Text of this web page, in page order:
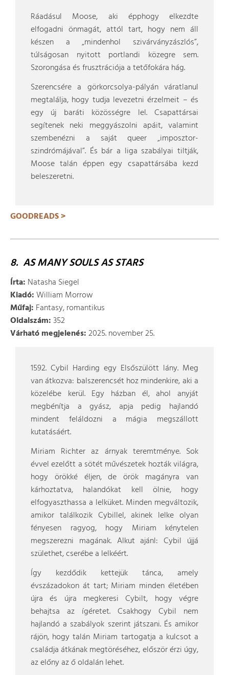
Ráadásul Moose, aki épphogy elkezdte
elfogadni önmagát, attól tart, hogy nem áll
készen a „mindenhol szivárványzászlós”,
túlságosan nyitott portlandi közegre sem.
Szorongása és frusztrációja a tetőfokára hág.
Szerencsére a görkorcsolya-pályán váratlanul
megtalálja, hogy tudja levezetni érzelmeit – és
egy új baráti közösségre lel. Csapattársai
segítenek neki meggyászolni apáit, valamint
szembenézni a saját queer „imposztor-
szindrómájával”. És bár a liga szabályai tiltják,
Moose talán éppen egy csapattársába kezd
beleszeretni.
GOODREADS >
8. AS MANY SOULS AS STARS
Írta: Natasha Siegel
Kiadó:William Morrow
Műfaj: Fantasy, romantikus
Oldalszám:352
Várható megjelenés:2025. november 25.
1592. Cybil Harding egy Elsőszülött lány. Meg
van átkozva: balszerencsét hoz mindenkire, aki a
közelébe kerül. Egy házban él, ahol anyját
megbénítja a gyász, apja pedig hajlandó
mindent feláldozni a mágia megszállott
kutatásáért.
Miriam Richter az árnyak teremtménye. Sok
évvel ezelőtt a sötét művészetek hozták világra,
hogy örökké éljen, de örök magányra van
kárhoztatva, halandókat kell ölnie, hogy
elfogyaszthassa a lelküket. Minden megváltozik,
amikor találkozik Cybillel, akinek lelke olyan
fényesen ragyog, hogy Miriam kénytelen
megszerezni magának. Alkut ajánl: Cybil újjá
születhet, cserébe a lelkéért.
Így kezdődik kettejük tánca, amely
évszázadokon át tart; Miriam minden életében
újra és újra megkeresi Cybilt, hogy végre
behajtsa az ígéretet. Csakhogy Cybil nem
hajlandó a szabályok szerint játszani. És amikor
rájön, hogy talán Miriam tartogatja a kulcsot a
családja átkának megtöréséhez, először érzi úgy,
az előny az ő oldalán lehet.